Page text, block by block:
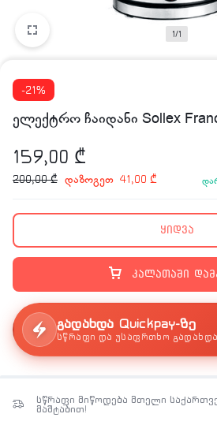
1/1
-21%
ელექტრო ჩაიდანი Sollex
159,00 ₾
200,00₾ დაზოგეთ 41,00 ₾
კალათაში
ყიდვა
გადახდა Quickpay-ზე
სწრაფი და უსაფრთხო გადახდა
სწრაფი მიწოდება მთელი
მაშტაბით!